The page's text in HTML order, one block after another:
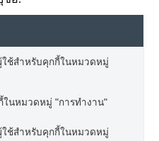
ใช้สำหรับคุกกี้ในหมวดหมู่
ในหมวดหมู่ "การทำงาน"
ใช้สำหรับคุกกี้ในหมวดหมู่